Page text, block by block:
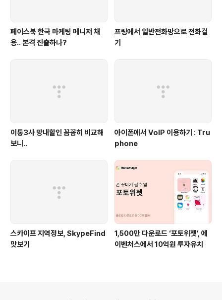
페이스북 한국 마케팅 메니저 채
용.. 본격 진출하나?
프링에서 일반전화망으로 전화걸
기
이통3사 망내할인 꼼꼼히 비교해
보니..
아이폰에서 VoIP 이용하기 : Tru
phone
스카이프 지역정보, SkypeFind
맛보기
1,500만 다운로드 ‘포토위젯’, 에
이벤처스에서 10억원 투자유치